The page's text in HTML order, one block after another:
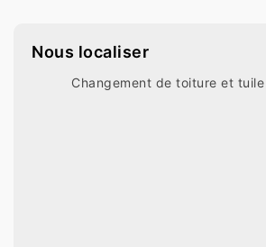
Nous localiser
Changement de toiture et